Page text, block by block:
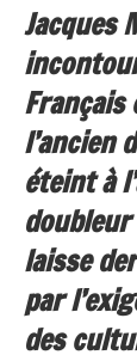
Jacques
Français
l’ancien
éteint à
laisse
par
des